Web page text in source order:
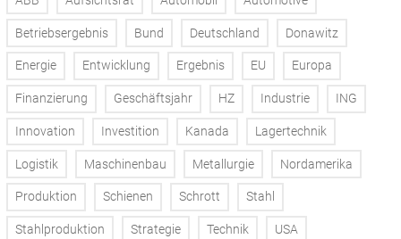
Betriebsergebnis Bund Deutschland Donawitz
Energie Entwicklung Ergebnis EU Europa
Finanzierung Geschäftsjahr HZ Industrie ING
Innovation Investition Kanada Lagertechnik
Logistik Maschinenbau Metallurgie Nordamerika
Produktion Schienen Schrott Stahl
Stahlproduktion Strategie Technik USA